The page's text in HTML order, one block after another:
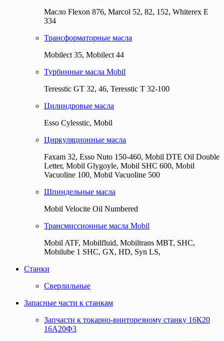
Масло Flexon 876, Marcol 52, 82, 152, Whiterex E
334
Трансформаторные масла
Mobilect 35, Mobilect 44
Турбинные масла Mobil
Teresstic GT 32, 46, Teresstic T 32-100
Цилиндровые масла
Esso Cylesstic, Mobil
Циркуляционные масла
Faxam 32, Esso Nuto 150-460, Mobil DTE Oil Double
Letter, Mobil Glygoyle, Mobil SHC 600, Mobil
Vacuoline 100, Mobil Vacuoline 500
Шпиндельные масла
Mobil Velocite Oil Numbered
Трансмиссионные масла Mobil
Mobil ATF, Mobilfluid, Mobiltrans MBT, SHC,
Mobilube 1 SHC, GX, HD, Syn LS,
Станки
Сверлильные
Запасные части к станкам
Запчасти к токарно-винторезному станку 16К20
16А20Ф3